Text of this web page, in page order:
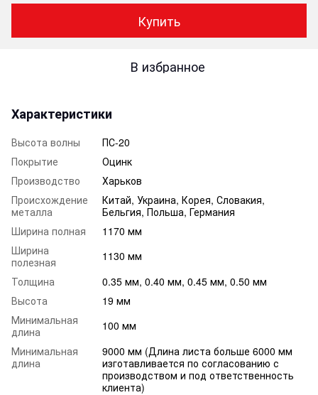
Купить
В избранное
Характеристики
Высота волны
ПС-20
Покрытие
Оцинк
Производство
Харьков
Происхождение
металла
Китай, Украина, Корея, Словакия,
Бельгия, Польша, Германия
Ширина полная
1170 мм
Ширина
полезная
1130 мм
Толщина
0.35 мм, 0.40 мм, 0.45 мм, 0.50 мм
Высота
19 мм
Минимальная
длина
100 мм
Минимальная
длина
9000 мм (Длина листа больше 6000 мм
изготавливается по согласованию с
производством и под ответственность
клиента)